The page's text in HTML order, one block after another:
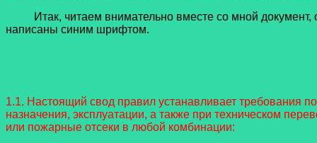
Итак, читаем внимательно вместе со мной документ,
написаны синим шрифтом.
1.1. Настоящий свод правил устанавливает требования
назначения, эксплуатации, а также при техническом
или пожарные отсеки в любой комбинации: